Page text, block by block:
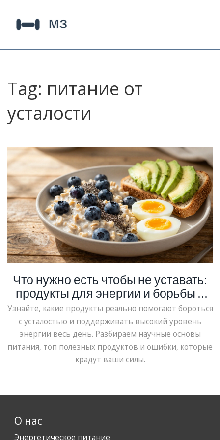
Tag: питание от
усталости
Что нужно есть чтобы не уставать:
продукты для энергии и борьбы с
усталостью
Узнайте, какие продукты реально помогают бороться
с усталостью и поддерживать высокий уровень
энергии весь день. Разбираем научные основы
питания, топ полезных продуктов и ошибки, которые
крадут ваши силы.
О нас
Энергетическое питание